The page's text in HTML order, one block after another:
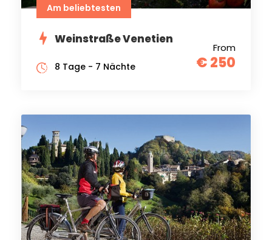
Am beliebtesten
Weinstraße Venetien
From
€ 250
8 Tage - 7 Nächte